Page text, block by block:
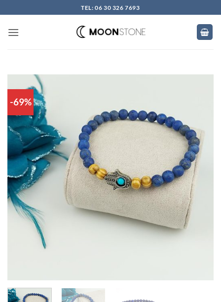
to
content
TEL: 06 30 326 7693
-69%